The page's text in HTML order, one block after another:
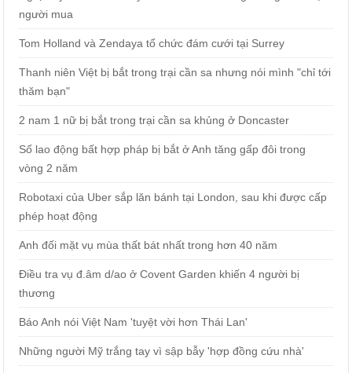
người mua
Tom Holland và Zendaya tổ chức đám cưới tại Surrey
Thanh niên Việt bị bắt trong trại cần sa nhưng nói mình "chỉ tới
thăm bạn"
2 nam 1 nữ bị bắt trong trại cần sa khủng ở Doncaster
Số lao động bất hợp pháp bị bắt ở Anh tăng gấp đôi trong
vòng 2 năm
Robotaxi của Uber sắp lăn bánh tại London, sau khi được cấp
phép hoạt động
Anh đối mặt vụ mùa thất bát nhất trong hơn 40 năm
Điều tra vụ đ.âm d/ao ở Covent Garden khiến 4 người bị
thương
Báo Anh nói Việt Nam 'tuyệt vời hơn Thái Lan'
Những người Mỹ trắng tay vì sập bẫy 'hợp đồng cứu nhà'